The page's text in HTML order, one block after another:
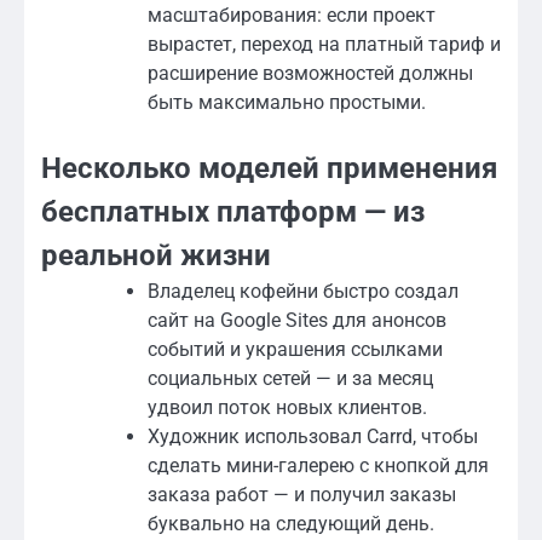
масштабирования: если проект
вырастет, переход на платный тариф и
расширение возможностей должны
быть максимально простыми.
Несколько моделей применения
бесплатных платформ — из
реальной жизни
Владелец кофейни быстро создал
сайт на Google Sites для анонсов
событий и украшения ссылками
социальных сетей — и за месяц
удвоил поток новых клиентов.
Художник использовал Carrd, чтобы
сделать мини-галерею с кнопкой для
заказа работ — и получил заказы
буквально на следующий день.